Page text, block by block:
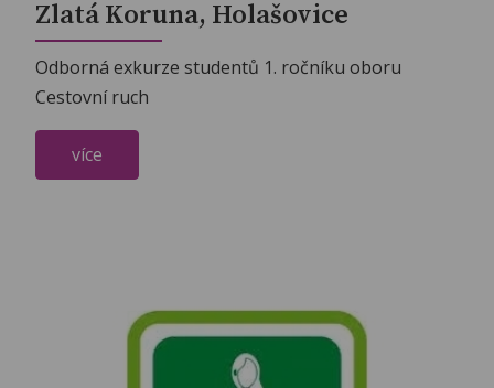
Zlatá Koruna, Holašovice
Odborná exkurze studentů 1. ročníku oboru
Cestovní ruch
více